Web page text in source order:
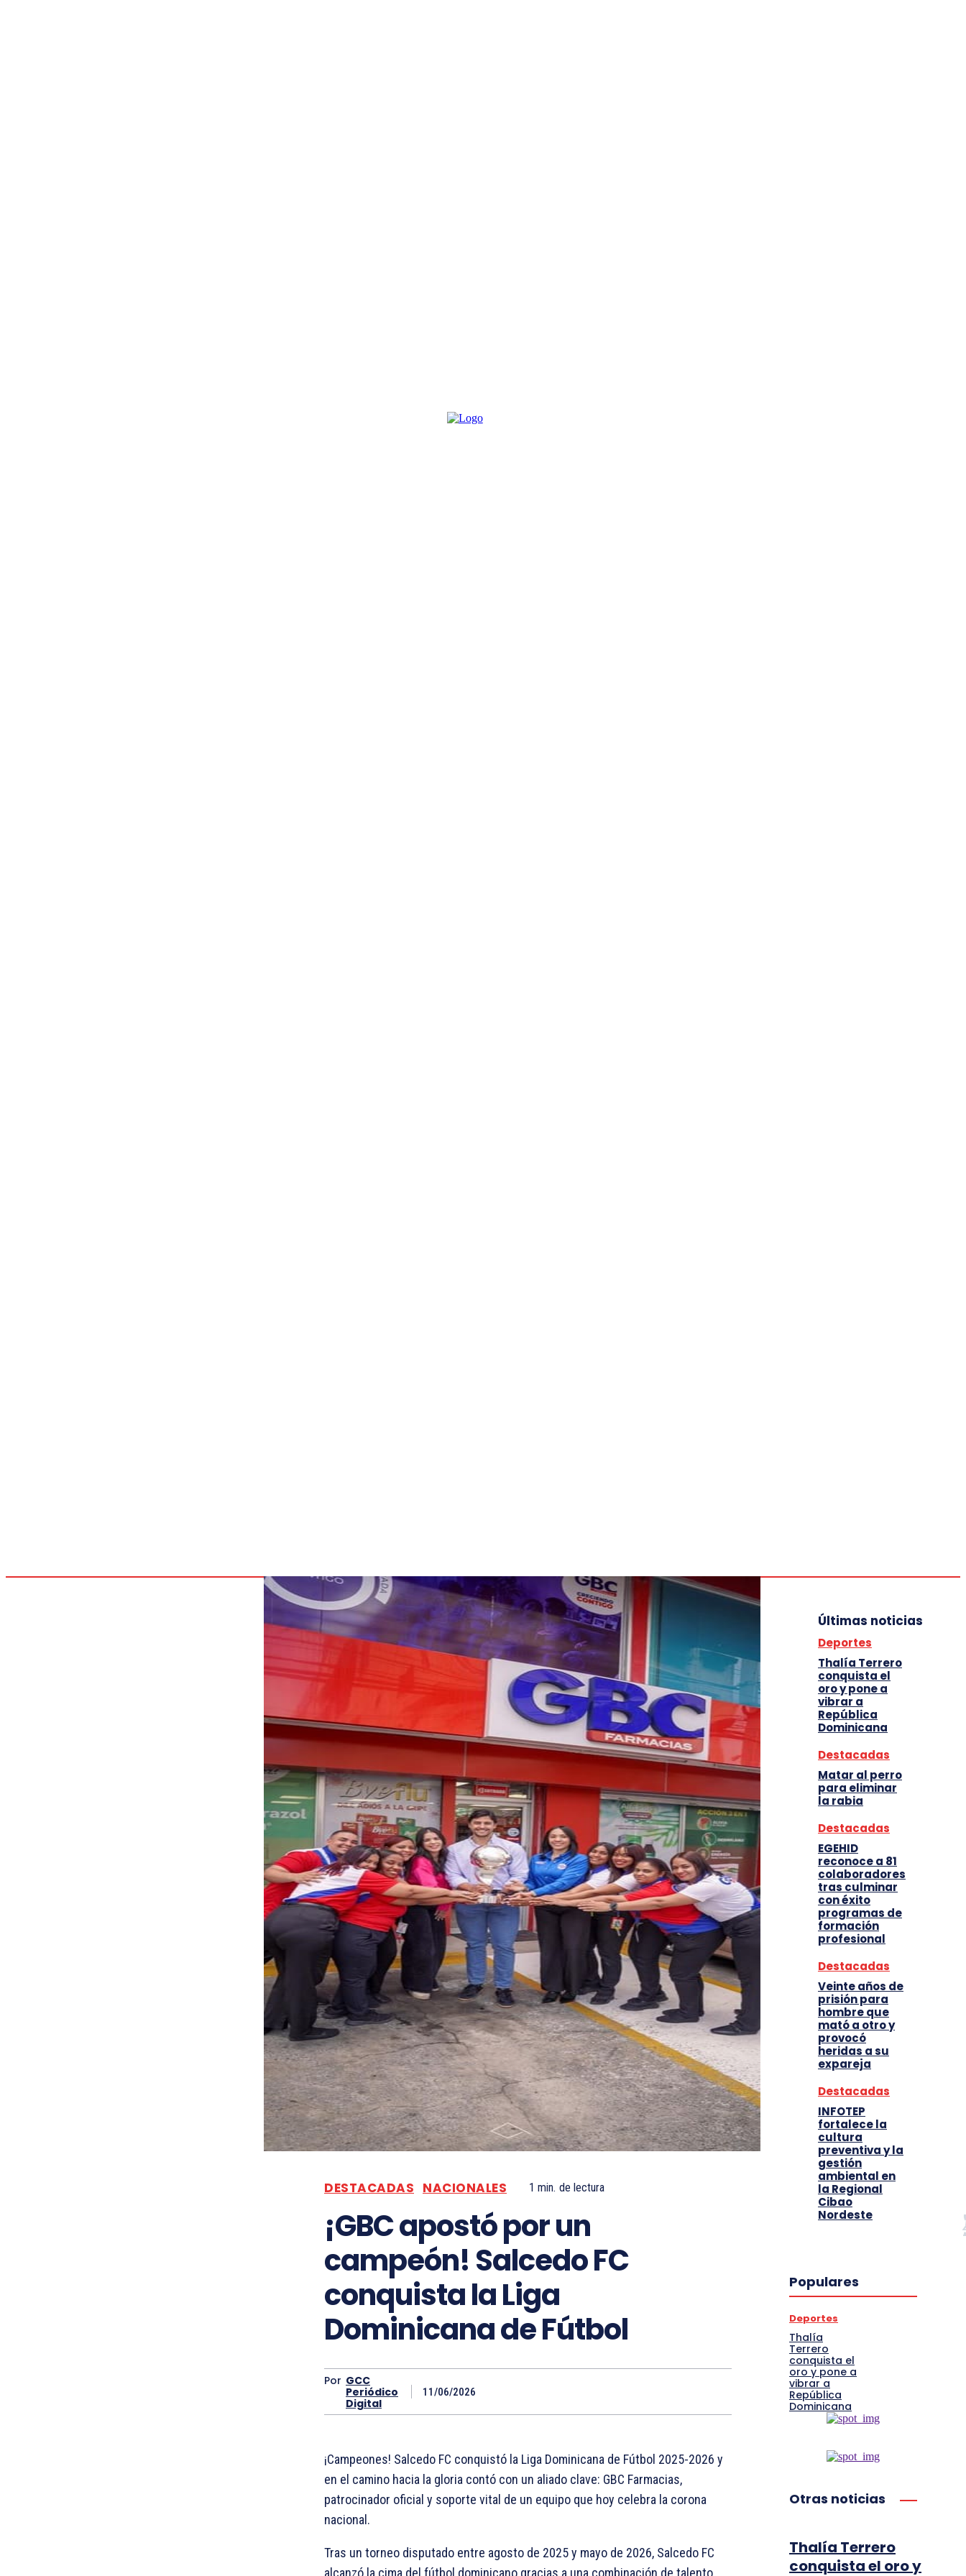
DESTACADAS NACIONALES 1 min. de lectura
¡GBC apostó por un
campeón! Salcedo FC
conquista la Liga
Dominicana de Fútbol
Por GCC
Periódico
Digital
11/06/2026
¡Campeones! Salcedo FC conquistó la Liga Dominicana de Fútbol 2025-2026 y
en el camino hacia la gloria contó con un aliado clave: GBC Farmacias,
patrocinador oficial y soporte vital de un equipo que hoy celebra la corona
nacional.
Tras un torneo disputado entre agosto de 2025 y mayo de 2026, Salcedo FC
alcanzó la cima del fútbol dominicano gracias a una combinación de talento,
Últimas noticias
Deportes
Thalía Terrero
conquista el
oro y pone a
vibrar a
República
Dominicana
Destacadas
Matar al perro
para eliminar
la rabia
Destacadas
EGEHID
reconoce a 81
colaboradores
tras culminar
con éxito
programas de
formación
profesional
Destacadas
Veinte años de
prisión para
hombre que
mató a otro y
provocó
heridas a su
expareja
Destacadas
INFOTEP
fortalece la
cultura
preventiva y la
gestión
ambiental en
la Regional
Cibao
Nordeste
Populares
Deportes
Thalía
Terrero
conquista el
oro y pone a
vibrar a
República
Dominicana
Otras noticias
Thalía Terrero
conquista el oro y